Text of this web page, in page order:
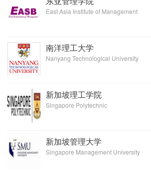
East Asia Institute of Management
南洋理工大学
Nanyang Technological University
新加坡理工学院
Singapore Polytechnic
新加坡管理大学
Singapore Management University